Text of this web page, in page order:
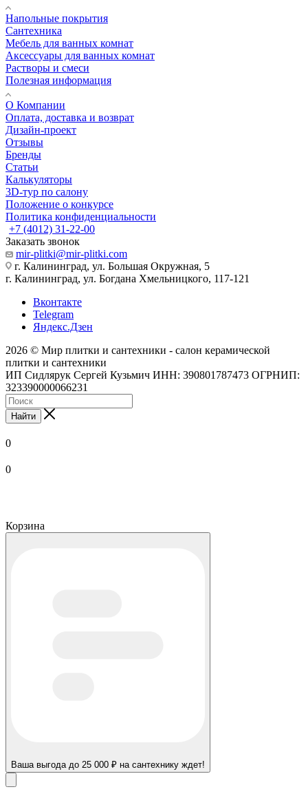
Напольные покрытия
Сантехника
Мебель для ванных комнат
Аксессуары для ванных комнат
Растворы и смеси
Полезная информация
О Компании
Оплата, доставка и возврат
Дизайн-проект
Отзывы
Бренды
Статьи
Калькуляторы
3D-тур по салону
Положение о конкурсе
Политика конфиденциальности
+7 (4012) 31-22-00
Заказать звонок
mir-plitki@mir-plitki.com
г. Калининград, ул. Большая Окружная, 5
г. Калининград, ул. Богдана Хмельницкого, 117-121
Вконтакте
Telegram
Яндекс.Дзен
2026 © Мир плитки и сантехники - салон керамической
плитки и сантехники
ИП Сидлярук Сергей Кузьмич ИНН: 390801787473 ОГРНИП:
323390000066231
Найти
0
0
Корзина
Ваша выгода до 25 000 ₽ на сантехнику ждет!